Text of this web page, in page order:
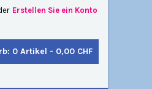
Erstellen Sie ein Konto
0 Artikel - 0,00 CHF